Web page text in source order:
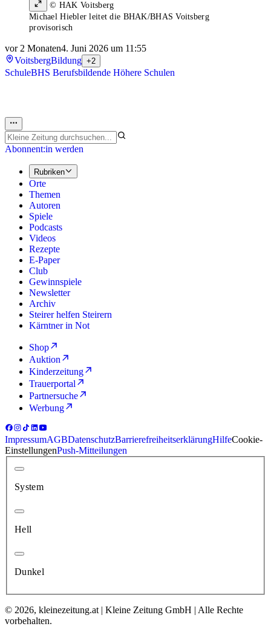
© HAK Voitsberg
Michael Hiebler leitet die BHAK/BHAS Voitsberg
provisorisch
vor 2 Monaten4. Juni 2026 um 11:55
VoitsbergBildung +2
SchuleBHS Berufsbildende Höhere Schulen
Abonnent:in werden
Rubriken
Orte
Themen
Autoren
Spiele
Podcasts
Videos
Rezepte
E-Paper
Club
Gewinnspiele
Newsletter
Archiv
Steirer helfen Steirern
Kärntner in Not
Shop
Auktion
Kinderzeitung
Trauerportal
Partnersuche
Werbung
ImpressumAGBDatenschutzBarrierefreiheitserklärungHilfeCookie-
EinstellungenPush-Mitteilungen
System
Hell
Dunkel
© 2026, kleinezeitung.at | Kleine Zeitung GmbH | Alle Rechte
vorbehalten.